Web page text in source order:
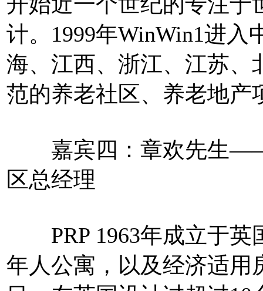
计。1999年WinWin1进
海、江西、浙江、江苏、
范的养老社区、养老地产
嘉宾四：章欢先生——
区总经理
PRP 1963年成立于英
年人公寓，以及经济适用